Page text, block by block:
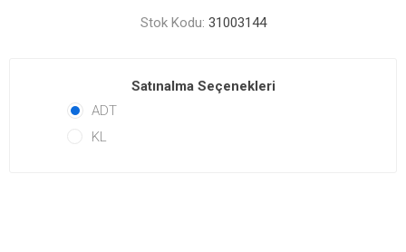
Stok Kodu: 31003144
Satınalma Seçenekleri
ADT
KL